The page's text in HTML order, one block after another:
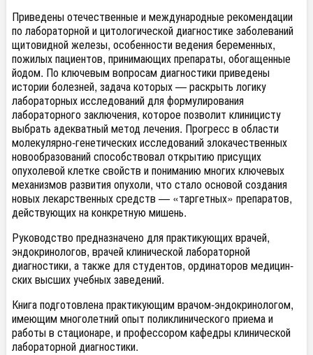
Приведены отечественные и международные рекомендации
по лабораторной и цитологической диагностике заболеваний
щитовидной железы, особенности ведения беременных,
пожилых пациентов, принимающих препараты, обогащенные
йодом. По ключевым вопросам диагностики приведены
истории болезней, задача которых — раскрыть логику
лабораторных исследований для формулирования
лабораторного заключения, которое позволит клиницисту
выбрать адекватный метод лечения. Прогресс в области
молекулярно-генетических исследований злокачественных
новообразований способствовал открытию присущих
опухолевой клетке свойств и пониманию многих ключевых
механизмов развития опухоли, что стало основой создания
новых лекарственных средств — «таргетных» препаратов,
действующих на конкретную мишень.
Руководство предназначено для практикующих врачей,
эндокринологов, врачей клинической лабораторной
диагностики, а также для студентов, ординаторов медицин­
ских высших учебных заведений.
Книга подготовлена практикующим врачом-эндокринологом,
имеющим многолетний опыт поликлинического приема и
работы в стационаре, и профессором кафедры клинической
лабораторной диагностики.